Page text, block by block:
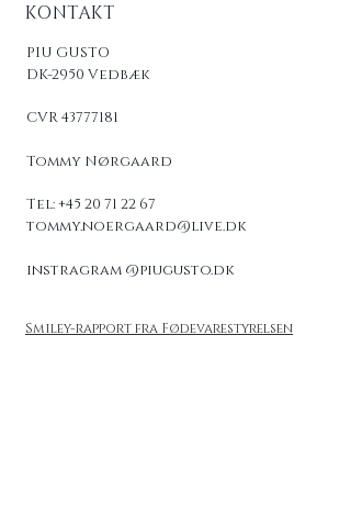
KONTAKT
PIU GUSTO
DK-2950 Vedbæk
CVR43777181
Tommy Nørgaard
Tel:+45 20 71 22 67
tommy.noergaard@live.dk
instragram @piugusto.dk
Smiley-rapport fra Fødevarestyrelsen